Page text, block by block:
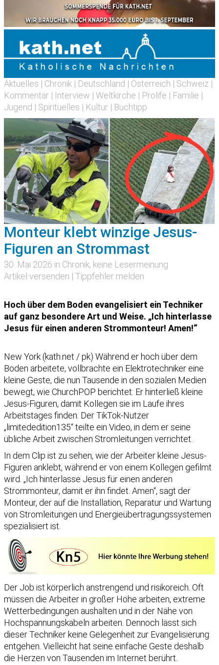
Aktuelles | Chronik | Deutschland | Österreich | Schweiz |
Kommentar | Interview | Weltkirche | Prolife | Familie |
Jugend | Spirituelles | Kultur | Buchtipp
Monteur klebt winzige Jesus-
Figuren an Strommast
30. Mai 2026 in Chronik, keine Lesermeinung
Artikel versenden | Tippfehler melden
Hoch über dem Boden evangelisiert ein Techniker
auf ganz besondere Art und Weise. „Ich hinterlasse
Jesus für einen anderen Strommonteur! Amen!“
New York (kath.net / pk) Während er hoch über dem
Boden arbeitete, vollbrachte ein Elektrotechniker eine
kleine Geste, die nun Tausende in den sozialen Medien
bewegt, wie ChurchPOP berichtet: Er hinterließ kleine
Jesus-Figuren, damit Kollegen sie im Laufe ihres
Arbeitstages finden. Der TikTok-Nutzer
„limitededition135“ teilte ein Video, in dem er seine
übliche Arbeit zwischen Stromleitungen verrichtet.
In dem Clip ist zu sehen, wie der Arbeiter kleine Jesus-
Figuren anklebt, während er von einem Kollegen gefilmt
wird. „Ich hinterlasse Jesus für einen anderen
Strommonteur, damit er ihn findet. Amen“, sagt der
Monteur, der auf die Installation, Reparatur und Wartung
von Stromleitungen und Energieübertragungssystemen
spezialisiert ist.
Der Job ist körperlich anstrengend und risikoreich. Oft
müssen die Arbeiter in großer Höhe arbeiten, extreme
Wetterbedingungen aushalten und in der Nähe von
Hochspannungskabeln arbeiten. Dennoch lässt sich
dieser Techniker keine Gelegenheit zur Evangelisierung
entgehen. Vielleicht hat seine einfache Geste deshalb
die Herzen von Tausenden im Internet berührt.